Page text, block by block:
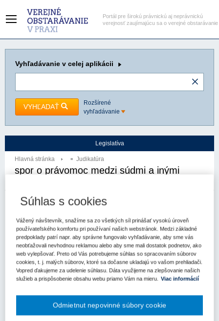
Portál pre širokú právnickú aj neprávnickú
verejnosť zaujímajúcu sa o verejné obstarávanie
Vyhľadávanie v celej aplikácii
VYHĽADAŤ
Rozšírené
vyhľadávanie
Legislatíva
Hlavná stránka Judikatúra
spor o právomoc medzi súdmi a inými
Autor:Najvyšší súd SR - kompetenčný senát
Obsah judikátu sa zobrazuje len prihlásených
užívateľom.
Odomknite si prístup k odbornému obsahu na portáli.
Prístup k obsahu portálu majú len registrovaní používatelia
Ak ešte nemáte prístup k obsahu portálu, využite 10-dňovú
demo licenciu zdarma (stačí sa zaregistrovať).
Súhlas s cookies
Vážený návštevník, snažíme sa zo všetkých síl prinášať vysokú úroveň
používateľského komfortu pri používaní našich webstránok. Medzi základné
predpoklady patrí napr. aby správne fungovalo vyhľadávanie, aby sme vás
neobťažovali nevhodnou reklamou alebo aby sme mali dostatok podnetov, ako
web vylepšovať. Preto od Vás potrebujeme súhlas so spracovaním súborov
cookies, t. j. malých súborov, ktoré sa dočasne ukladajú vo vašom prehliadači.
Vopred ďakujeme za udelenie súhlasu. Dáta využijeme na zlepšovanie našich
služieb a prispôsobenie obsahu webu priamo Vám na mieru. Viac informácií
Odmietnut nepovinné súbory cookie